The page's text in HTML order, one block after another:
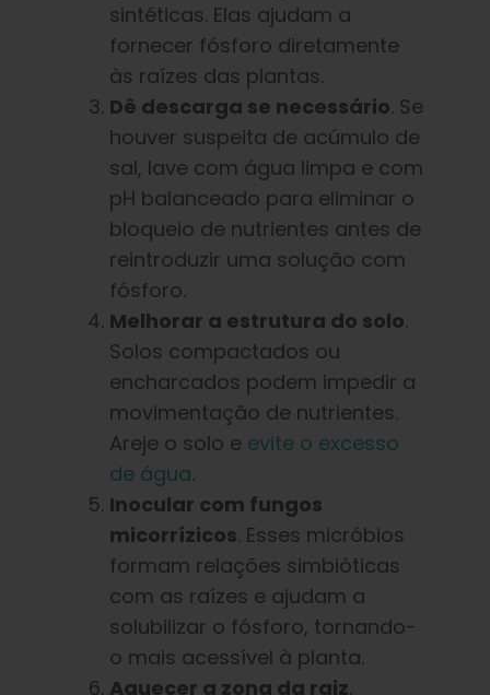
sintéticas. Elas ajudam a
fornecer fósforo diretamente
às raízes das plantas.
Dê descarga se necessário. Se
houver suspeita de acúmulo de
sal, lave com água limpa e com
pH balanceado para eliminar o
bloqueio de nutrientes antes de
reintroduzir uma solução com
fósforo.
Melhorar a estrutura do solo.
Solos compactados ou
encharcados podem impedir a
movimentação de nutrientes.
Areje o solo e evite o excesso
de água.
Inocular com fungos
micorrízicos. Esses micróbios
formam relações simbióticas
com as raízes e ajudam a
solubilizar o fósforo, tornando-
o mais acessível à planta.
Aquecer a zona da raiz.